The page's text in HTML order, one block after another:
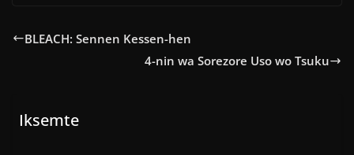
BLEACH: Sennen Kessen-hen
4-nin wa Sorezore Uso wo Tsuku
Iksemte